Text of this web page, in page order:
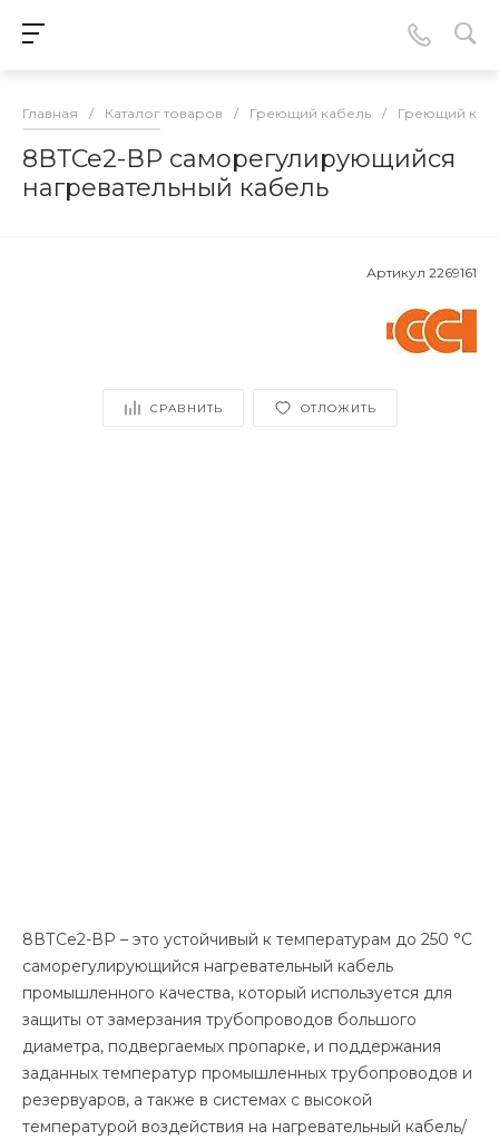
Главная / Каталог товаров / Греющий кабель / Греющий
8ВТСе2-ВР саморегулирующийся
нагревательный кабель
Артикул 2269161
СРАВНИТЬ ОТЛОЖИТЬ
8ВТСе2-ВР – это устойчивый к температурам до 250 °С
саморегулирующийся нагревательный кабель
промышленного качества, который используется для
защиты от замерзания трубопроводов большого
диаметра, подвергаемых пропарке, и поддержания
заданных температур промышленных трубопроводов и
резервуаров, а также в системах с высокой
температурой воздействия на нагревательный кабель/